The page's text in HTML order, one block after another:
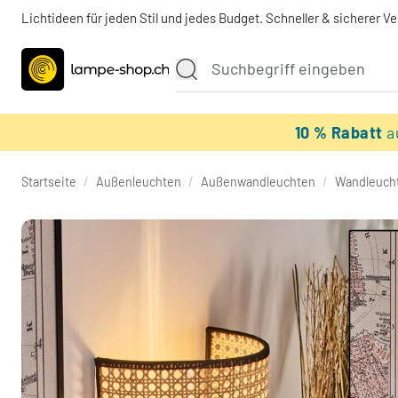
Lichtideen für jeden Stil und jedes Budget. Schneller & sicherer
10 % Rabatt
Startseite / Außenleuchten / Außenwandleuchten /